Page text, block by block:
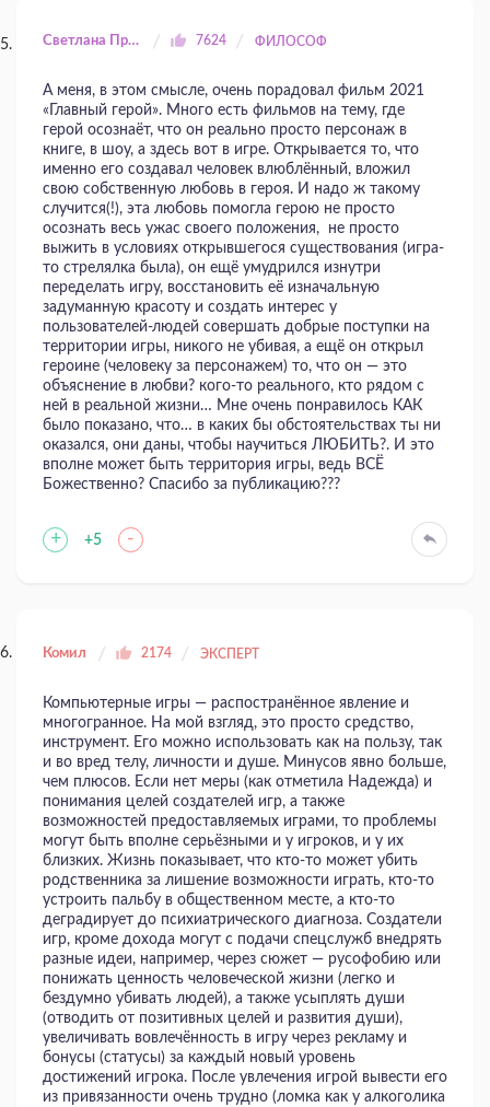
Светлана Прилуцкая 7624 ФИЛОСОФ
А меня, в этом смысле, очень порадовал фильм 2021
«Главный герой». Много есть фильмов на тему, где
герой осознаёт, что он реально просто персонаж в
книге, в шоу, а здесь вот в игре. Открывается то, что
именно его создавал человек влюблённый, вложил
свою собственную любовь в героя. И надо ж такому
случится(!), эта любовь помогла герою не просто
осознать весь ужас своего положения, не просто
выжить в условиях открывшегося существования (игра-
то стрелялка была), он ещё умудрился изнутри
переделать игру, восстановить её изначальную
задуманную красоту и создать интерес у
пользователей-людей совершать добрые поступки на
территории игры, никого не убивая, а ещё он открыл
героине (человеку за персонажем) то, что он — это
объяснение в любви? кого-то реального, кто рядом с
ней в реальной жизни… Мне очень понравилось КАК
было показано, что… в каких бы обстоятельствах ты ни
оказался, они даны, чтобы научиться ЛЮБИТЬ?. И это
вполне может быть территория игры, ведь ВСЁ
Божественно? Спасибо за публикацию???
+ +5 -
Комил 2174 ЭКСПЕРТ
Компьютерные игры — распостранённое явление и
многогранное. На мой взгляд, это просто средство,
инструмент. Его можно использовать как на пользу, так
и во вред телу, личности и душе. Минусов явно больше,
чем плюсов. Если нет меры (как отметила Надежда) и
понимания целей создателей игр, а также
возможностей предоставляемых играми, то проблемы
могут быть вполне серьёзными и у игроков, и у их
близких. Жизнь показывает, что кто-то может убить
родственника за лишение возможности играть, кто-то
устроить пальбу в общественном месте, а кто-то
деградирует до психиатрического диагноза. Создатели
игр, кроме дохода могут с подачи спецслужб внедрять
разные идеи, например, через сюжет — русофобию или
понижать ценность человеческой жизни (легко и
бездумно убивать людей), а также усыплять души
(отводить от позитивных целей и развития души),
увеличивать вовлечённость в игру через рекламу и
бонусы (статусы) за каждый новый уровень
достижений игрока. После увлечения игрой вывести его
из привязанности очень трудно (ломка как у алкоголика